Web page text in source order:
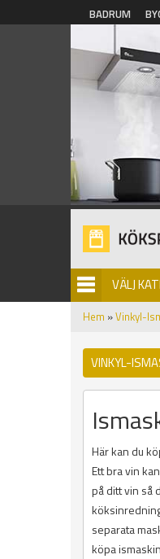
Hoppa till huvudinnehåll
BADRUM
VÄLJ
Hem »Vinkyl-
VINKYL-
Här kan du
Ett bra vin
på ditt vin så
separata
köpa